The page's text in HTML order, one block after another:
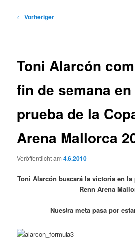
Beitragsnavigation
← Vorheriger
Toni Alarcón
fin de semana
prueba de la
Arena Mallorca
Veröffentlicht am4.6.2010
Toni Alarcón buscará la victoria en la
Renn Arena
Nuestra meta pasa por